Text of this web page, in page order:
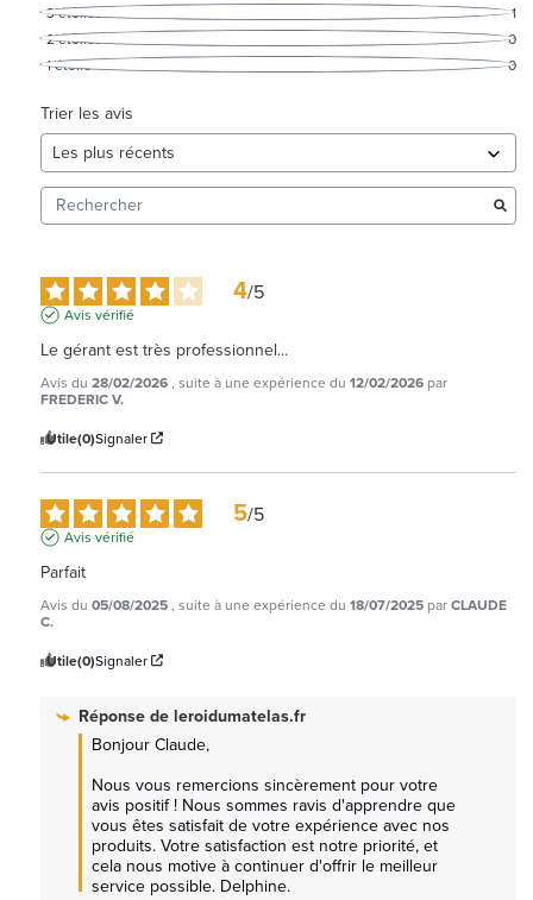
3étoiles
1
2étoiles
0
1étoile 0
Trier les avis
4/5
Avis vérifié
Le gérant est très professionnel...
Avis du 28/02/2026, suite à une expérience du 12/02/2026 par
FREDERIC V.
Utile(0)Signaler
5/5
Avis vérifié
Parfait
Avis du 05/08/2025, suite à une expérience du 18/07/2025 parCLAUDE
C.
Utile(0)Signaler
Réponse deleroidumatelas.fr
Bonjour Claude,
Nous vous remercions sincèrement pour votre
avis positif ! Nous sommes ravis d'apprendre que
vous êtes satisfait de votre expérience avec nos
produits. Votre satisfaction est notre priorité, et
cela nous motive à continuer d'offrir le meilleur
service possible. Delphine.